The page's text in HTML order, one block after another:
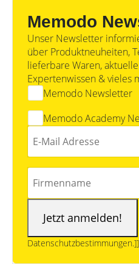
Memodo
Unser Newsletter
über Produktneuheiten,
lieferbare Waren,
Expertenwissen & vieles
Memodo Newsletter
Memodo Academy